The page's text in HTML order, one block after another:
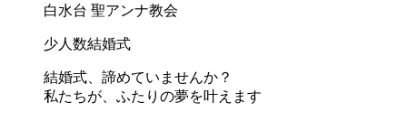
白水台 聖アンナ教会
少人数結婚式
結婚式、諦めていませんか？
私たちが、ふたりの夢を叶えます